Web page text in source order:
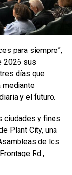
y análisis para
exótico
han
ningún caso
a
cualquier
inflexión para
dedicadas a
para siempre”,
2026 sus
días que
mediante
y el futuro.
ciudades y fines
Plant City, una
de los
Rd.,